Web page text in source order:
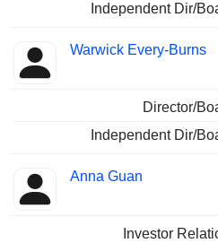
Independent Dir/
Warwick Every-Burns
Director/
Independent Dir/
Anna Guan
Investor